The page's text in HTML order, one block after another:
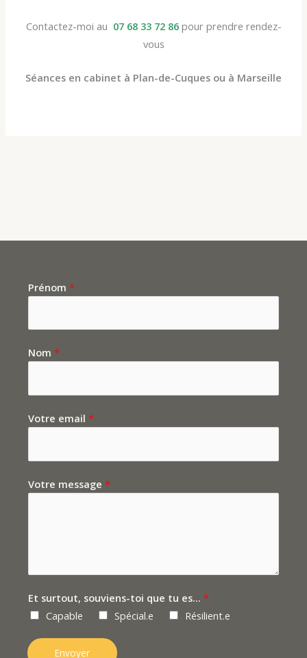
Contactez-moi au 07 68 33 72 86pour prendre rendez-
vous
Séances en cabinet à Plan-de-Cuques ou à Marseille
Prénom*
Nom*
Votre email*
Votre message*
Et surtout, souviens-toi que tu es...*
Capable
Spécial.e Résilient.e
Envoyer